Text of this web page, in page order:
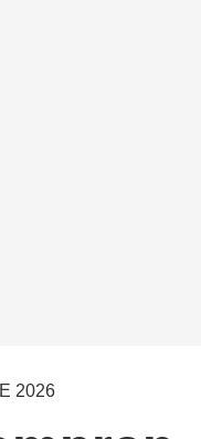
2026